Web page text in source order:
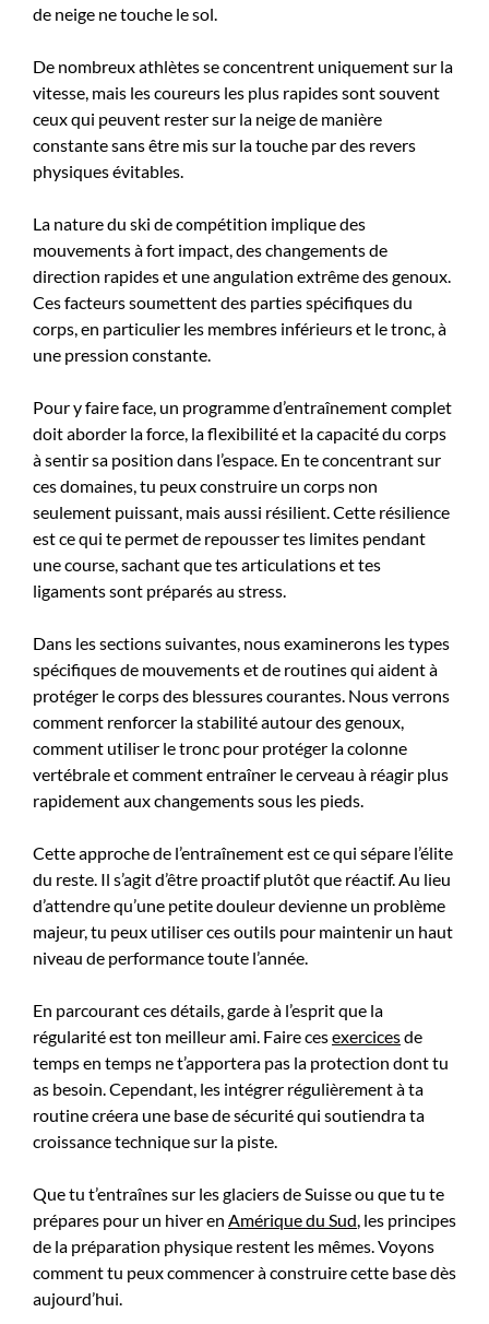
de neige ne touche le sol.
De nombreux athlètes se concentrent uniquement sur la
vitesse, mais les coureurs les plus rapides sont souvent
ceux qui peuvent rester sur la neige de manière
constante sans être mis sur la touche par des revers
physiques évitables.
La nature du ski de compétition implique des
mouvements à fort impact, des changements de
direction rapides et une angulation extrême des genoux.
Ces facteurs soumettent des parties spécifiques du
corps, en particulier les membres inférieurs et le tronc, à
une pression constante.
Pour y faire face, un programme d’entraînement complet
doit aborder la force, la flexibilité et la capacité du corps
à sentir sa position dans l’espace. En te concentrant sur
ces domaines, tu peux construire un corps non
seulement puissant, mais aussi résilient. Cette résilience
est ce qui te permet de repousser tes limites pendant
une course, sachant que tes articulations et tes
ligaments sont préparés au stress.
Dans les sections suivantes, nous examinerons les types
spécifiques de mouvements et de routines qui aident à
protéger le corps des blessures courantes. Nous verrons
comment renforcer la stabilité autour des genoux,
comment utiliser le tronc pour protéger la colonne
vertébrale et comment entraîner le cerveau à réagir plus
rapidement aux changements sous les pieds.
Cette approche de l’entraînement est ce qui sépare l’élite
du reste. Il s’agit d’être proactif plutôt que réactif. Au lieu
d’attendre qu’une petite douleur devienne un problème
majeur, tu peux utiliser ces outils pour maintenir un haut
niveau de performance toute l’année.
En parcourant ces détails, garde à l’esprit que la
régularité est ton meilleur ami. Faire cesexercicesde
temps en temps ne t’apportera pas la protection dont tu
as besoin. Cependant, les intégrer régulièrement à ta
routine créera une base de sécurité qui soutiendra ta
croissance technique sur la piste.
Que tu t’entraînes sur les glaciers de Suisse ou que tu te
prépares pour un hiver en Amérique du Sud, les principes
de la préparation physique restent les mêmes. Voyons
comment tu peux commencer à construire cette base dès
aujourd’hui.